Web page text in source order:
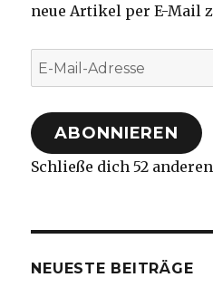
neue Artikel per E-Mail
E-
Mail-
Adresse
ABONNIEREN
Schließe dich 52
NEUESTE BEITRÄGE